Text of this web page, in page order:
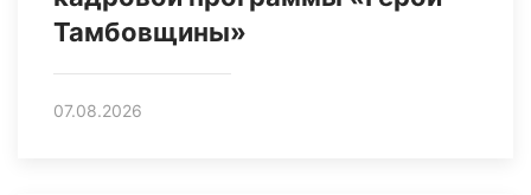
Тамбовщины»
07.08.2026